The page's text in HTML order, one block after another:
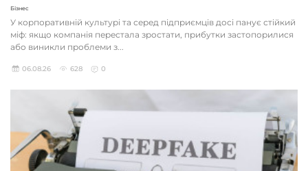
Бізнес
У корпоративній культурі та серед підприємців досі панує стійкий
міф: якщо компанія перестала зростати, прибутки застопорилися
або виникли проблеми з...
06.08.26 628 0